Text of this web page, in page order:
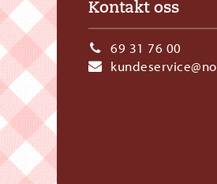
Kontakt oss
69 31 76 00